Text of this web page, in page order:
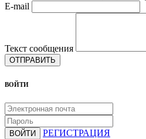
E-mail
Текст сообщения
ОТПРАВИТЬ
ВОЙТИ
ВОЙТИ
РЕГИСТРАЦИЯ